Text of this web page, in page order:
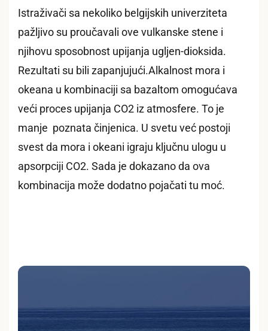
Istraživači sa nekoliko belgijskih univerziteta
pažljivo su proučavali ove vulkanske stene i
njihovu sposobnost upijanja ugljen-dioksida.
Rezultati su bili zapanjujući.Alkalnost mora i
okeana u kombinaciji sa bazaltom omogućava
veći proces upijanja CO2 iz atmosfere. To je
manje poznata činjenica. U svetu već postoji
svest da mora i okeani igraju ključnu ulogu u
apsorpciji CO2. Sada je dokazano da ova
kombinacija može dodatno pojačati tu moć.